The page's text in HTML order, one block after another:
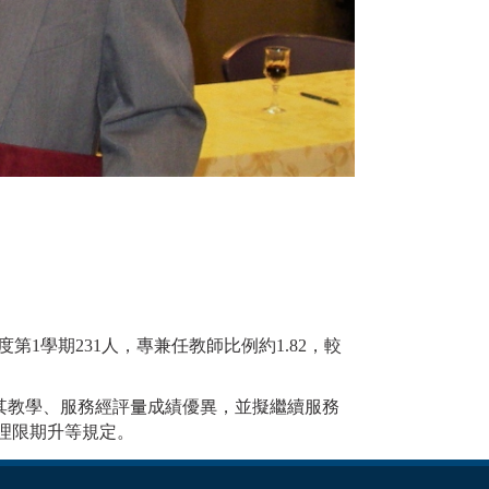
第1學期231人，專兼任教師比例約1.82，較
學、服務經評量成績優異，並擬繼續服務
期升等規定。